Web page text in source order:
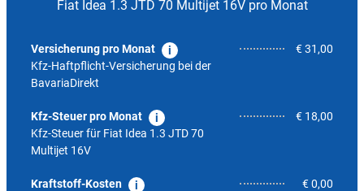
Fiat Idea 1.3 JTD 70 Multijet 16V pro Monat
Versicherung pro Monat
Kfz-Haftpflicht-Versicherung bei der
BavariaDirekt
€ 31,00
Kfz-Steuer pro Monat
Kfz-Steuer für Fiat Idea 1.3 JTD 70
Multijet 16V
€ 18,00
Kraftstoff-Kosten
€ 0,00